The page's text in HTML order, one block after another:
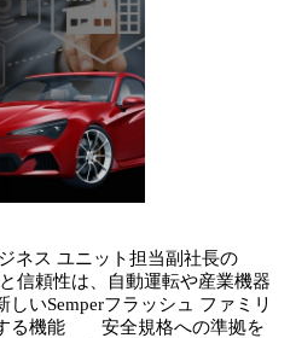
ネス ユニット担当副社長の
信頼性は、自動運転や産業機器
いSemperフラッシュ ファミリ
る機能 安全規格への準拠を